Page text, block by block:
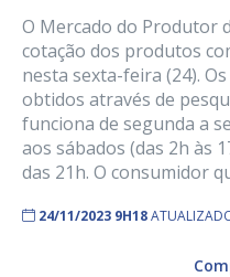
O Mercado do Produtor
cotação dos produtos
nesta sexta-feira (24).
obtidos através de
funciona de segunda a
aos sábados (das 2h às
das 21h. O consumidor
24/11/2023 9H18